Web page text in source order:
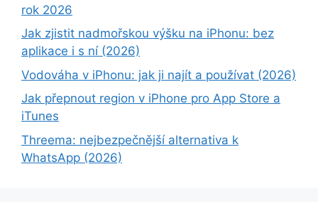
rok 2026
Jak zjistit nadmořskou výšku na iPhonu: bez
aplikace i s ní (2026)
Vodováha v iPhonu: jak ji najít a používat (2026)
Jak přepnout region v iPhone pro App Store a
iTunes
Threema: nejbezpečnější alternativa k
WhatsApp (2026)